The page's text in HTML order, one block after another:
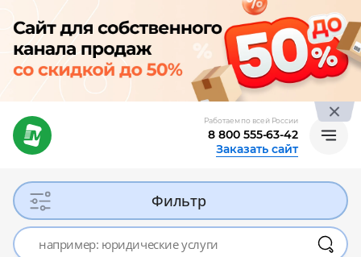
Работаем по всей России
8 800 555-63-42
Заказать сайт
Фильтр